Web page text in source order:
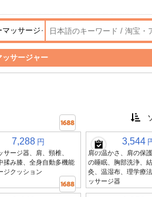
ッサージャー
7,288 円
サージ器、肩、頸椎、
揉み膝、全身自動多機能
ジクッション
3,544
肩の温かさ、肩の保
の睡眠、胸部洗浄、結
灸、温湿布、理学療
ッサージ器